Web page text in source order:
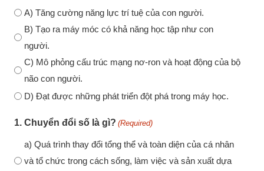
A) Tăng cường năng lực trí tuệ của con người.
B) Tạo ra máy móc có khả năng học tập như con
người.
C) Mô phỏng cấu trúc mạng nơ-ron và hoạt động của bộ
não con người.
D) Đạt được những phát triển đột phá trong máy học.
1. Chuyển đổi số là gì? (Required)
a) Quá trình thay đổi tổng thể và toàn diện của cá nhân
và tổ chức trong cách sống, làm việc và sản xuất dựa